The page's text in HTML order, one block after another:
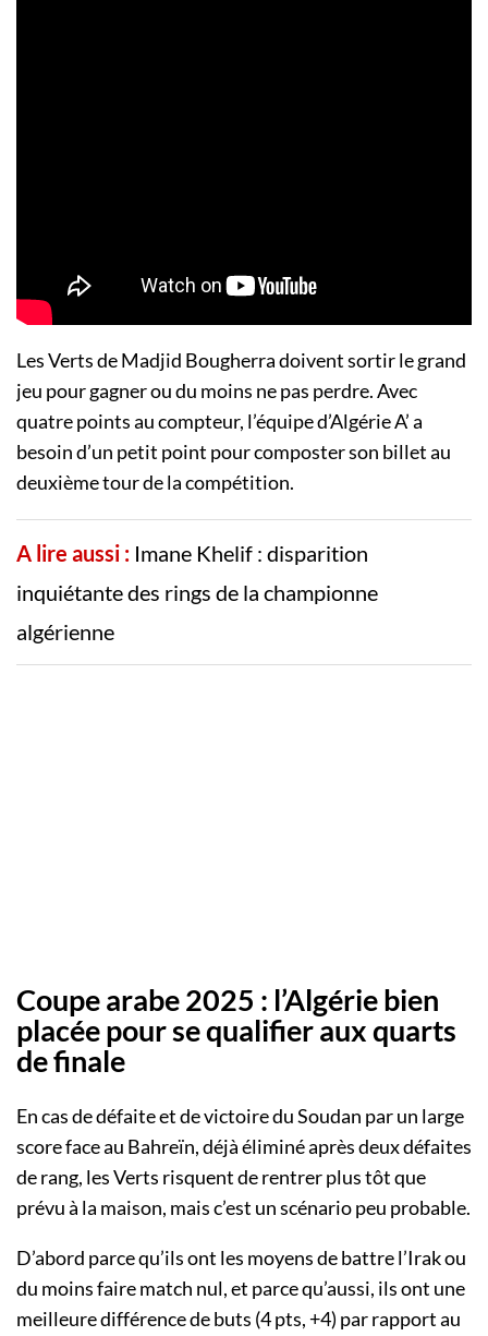
Les Verts de Madjid Bougherra doivent sortir le grand
jeu pour gagner ou du moins ne pas perdre. Avec
quatre points au compteur, l’équipe d’Algérie A’ a
besoin d’un petit point pour composter son billet au
deuxième tour de la compétition.
A lire aussi : Imane Khelif : disparition
inquiétante des rings de la championne
algérienne
Coupe arabe 2025 : l’Algérie bien
placée pour se qualifier aux quarts
de finale
En cas de défaite et de victoire du Soudan par un large
score face au Bahreïn, déjà éliminé après deux défaites
de rang, les Verts risquent de rentrer plus tôt que
prévu à la maison, mais c’est un scénario peu probable.
D’abord parce qu’ils ont les moyens de battre l’Irak ou
du moins faire match nul, et parce qu’aussi, ils ont une
meilleure différence de buts (4 pts, +4) par rapport au